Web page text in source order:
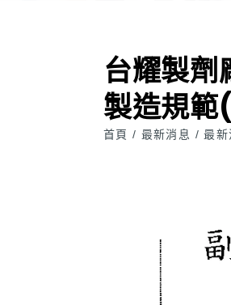
台耀製劑
製造規
首頁/ 最新消息 / 最新